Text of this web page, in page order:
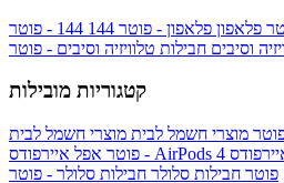
פלאפון פלאפון - פוטר 144
וסיבים חבילות טלוויזיה וסיבים - פוטר
קטגוריות מובילות
מוצרי חשמל לבית מוצרי חשמל לבית
- פוטר אפל איירפודס AirPods 4
פוטר חבילות סלולר חבילות סלולר - פוטר